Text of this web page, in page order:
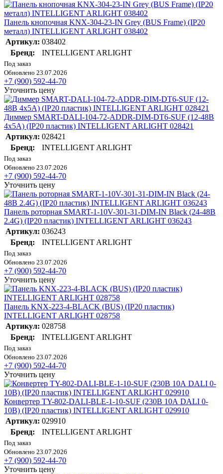
Панель кнопочная KNX-304-23-IN Grey (BUS Frame) (IP20
металл) INTELLIGENT ARLIGHT 038402
Артикул: 038402
Бренд:
INTELLIGENT ARLIGHT
Под заказ
Обновлено 23.07.2026
+7 (900) 592-44-70
Уточнить цену
Диммер SMART-DALI-104-72-ADDR-DIM-DT6-SUF (12-48В
4х5А) (IP20 пластик) INTELLIGENT ARLIGHT 028421
Артикул: 028421
Бренд:
INTELLIGENT ARLIGHT
Под заказ
Обновлено 23.07.2026
+7 (900) 592-44-70
Уточнить цену
Панель роторная SMART-1-10V-301-31-DIM-IN Black (24-48В
2.4G) (IP20 пластик) INTELLIGENT ARLIGHT 036243
Артикул: 036243
Бренд:
INTELLIGENT ARLIGHT
Под заказ
Обновлено 23.07.2026
+7 (900) 592-44-70
Уточнить цену
Панель KNX-223-4-BLACK (BUS) (IP20 пластик)
INTELLIGENT ARLIGHT 028758
Артикул: 028758
Бренд:
INTELLIGENT ARLIGHT
Под заказ
Обновлено 23.07.2026
+7 (900) 592-44-70
Уточнить цену
Конвертер TY-802-DALI-BLE-1-10-SUF (230В 10А DALI 0-
10В) (IP20 пластик) INTELLIGENT ARLIGHT 029910
Артикул: 029910
Бренд:
INTELLIGENT ARLIGHT
Под заказ
Обновлено 23.07.2026
+7 (900) 592-44-70
Уточнить цену